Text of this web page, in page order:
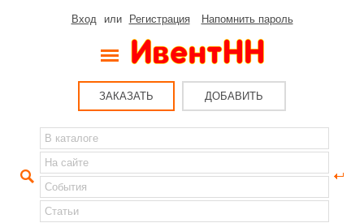
Вход или Регистрация Напомнить пароль
ЗАКАЗАТЬ ДОБАВИТЬ